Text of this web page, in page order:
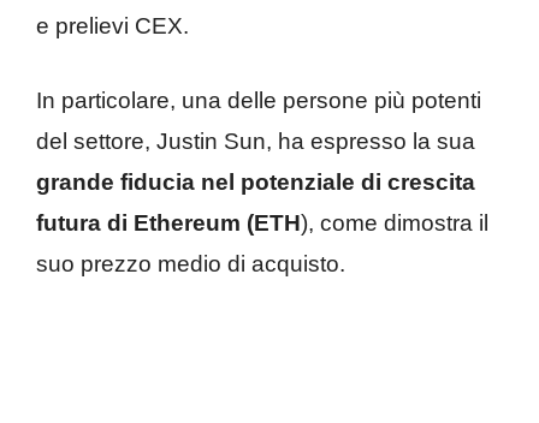
e prelievi CEX.
In particolare, una delle persone più potenti
del settore, Justin Sun, ha espresso la sua
grande fiducia nel potenziale di crescita
futura di Ethereum (ETH), come dimostra il
suo prezzo medio di acquisto.